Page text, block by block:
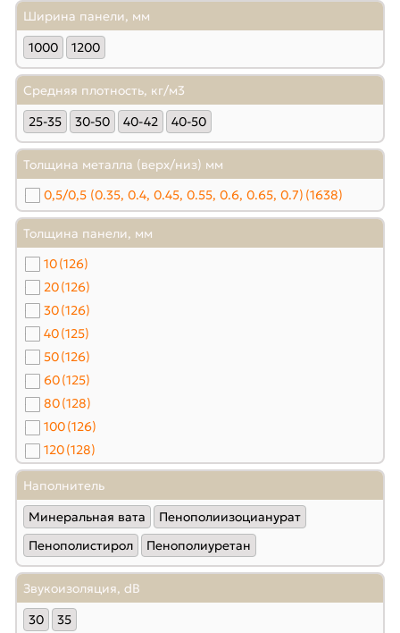
Ширина панели, мм
1000
1200
Средняя плотность, кг/м3
25-35
30-50 40-42 40-50
Толщина металла (верх/низ) мм
0,5/0,5 (0.35, 0.4, 0.45, 0.55, 0.6, 0.65, 0.7) (1638)
Толщина панели, мм
10(126)
20(126)
30(126)
40(125)
50(126)
60(125)
80(128)
100(126)
120(128)
140(60)
150(126)
160(60)
180(94)
200(128)
250(34)
Наполнитель
Минеральная вата
Пенополиизоцианурат
Пенополистирол
Пенополиуретан
Звукоизоляция, dB
30
35